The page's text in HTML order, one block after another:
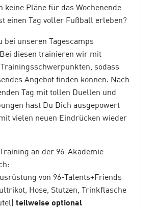
keine Pläne für das Wochenende
einen Tag voller Fußball erleben?
bei unseren Tagescamps
diesen trainieren wir mit
sodass
Angebot finden können. Nach
Tag mit tollen Duellen und
hast Du Dich ausgepowert
vielen neuen Eindrücken wieder
an der 96-Akademie
von 96-Talents+Friends
Hose, Stutzen, Trinkflasche
teilweise optional